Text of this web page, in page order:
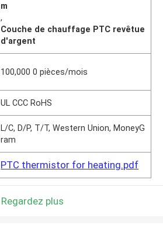
m
,
Couche de chauffage PTC revêtue
d'argent
100,000 0 pièces/mois
UL CCC RoHS
L/C, D/P, T/T, Western Union, MoneyG
ram
PTC thermistor for heating.pdf
Regardez plus